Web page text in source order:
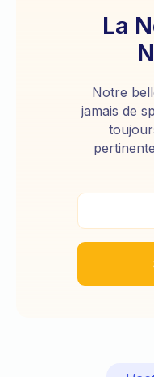
La
Notre
jamais de